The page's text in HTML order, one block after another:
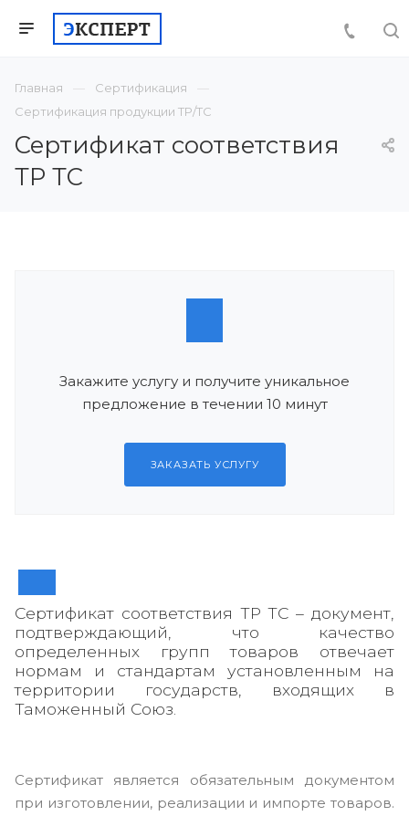
Главная
Сертификация
Сертификация продукции ТР/ТС
Сертификат соответствия
ТР ТС
Закажите услугу и получите уникальное
предложение в течении 10 минут
ЗАКАЗАТЬ УСЛУГУ
Сертификат соответствия ТР ТС – документ,
подтверждающий, что качество
определенных групп товаров отвечает
нормам и стандартам установленным на
территории государств, входящих в
Таможенный Союз.
Сертификат является обязательным документом
при изготовлении, реализации и импорте товаров.